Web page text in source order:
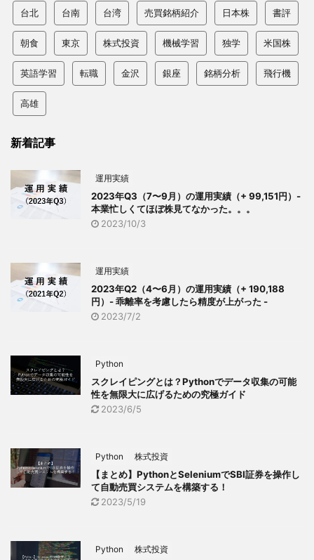
台北 台南 台湾 売買銘柄紹介 日本株 書評
朝食 東京 株式投資 機械学習 独学 米国株
英語学習 転職 金沢 銀座 銘柄分析 飛行機
高雄
新着記事
運用実績
2023年Q3（7〜9月）の運用実績（+ 99,151円）-
本業忙しくてほぼ株見てなかった。。。
2023/10/3
運用実績
2023年Q2（4〜6月）の運用実績（+ 190,188
円）- 乖離率を考慮したら精度が上がった -
2023/7/2
Python
スクレイピングとは？Pythonでデータ収集の可能
性を無限大に広げるための究極ガイド
2023/6/5
Python 株式投資
【まとめ】PythonとSeleniumでSBI証券を操作し
て自動売買システムを構築する！
2023/5/19
Python 株式投資